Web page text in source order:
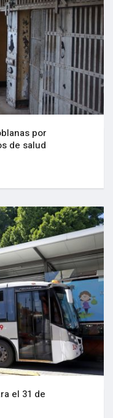
por
de salud
el 31 de